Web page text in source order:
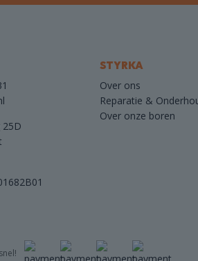
STYRKA
Over ons
Reparatie &
Over onze boren